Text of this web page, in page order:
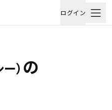
ログイン
） の